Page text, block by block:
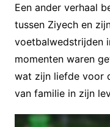
Een ander verhaal
tussen Ziyech en
voetbalwedstrijden
momenten waren
wat zijn liefde voor
van familie in zijn